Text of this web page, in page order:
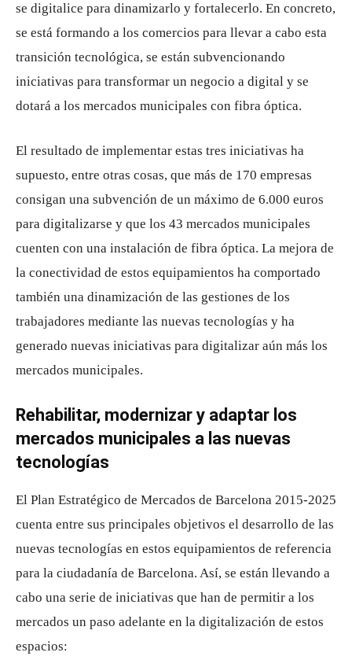
se digitalice para dinamizarlo y fortalecerlo. En concreto,
se está formando a los comercios para llevar a cabo esta
transición tecnológica, se están subvencionando
iniciativas para transformar un negocio a digital y se
dotará a los mercados municipales con fibra óptica.
El resultado de implementar estas tres iniciativas ha
supuesto, entre otras cosas, que más de 170 empresas
consigan una subvención de un máximo de 6.000 euros
para digitalizarse y que los 43 mercados municipales
cuenten con una instalación de fibra óptica. La mejora de
la conectividad de estos equipamientos ha comportado
también una dinamización de las gestiones de los
trabajadores mediante las nuevas tecnologías y ha
generado nuevas iniciativas para digitalizar aún más los
mercados municipales.
Rehabilitar, modernizar y adaptar los
mercados municipales a las nuevas
tecnologías
El Plan Estratégico de Mercados de Barcelona 2015-2025
cuenta entre sus principales objetivos el desarrollo de las
nuevas tecnologías en estos equipamientos de referencia
para la ciudadanía de Barcelona. Así, se están llevando a
cabo una serie de iniciativas que han de permitir a los
mercados un paso adelante en la digitalización de estos
espacios: